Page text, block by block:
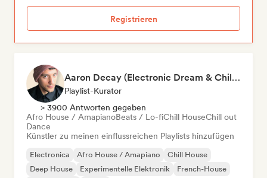
Registrieren
Aaron Decay (Electronic Dream & Chill Electronic Dream playlists)
Playlist-Kurator
> 3900 Antworten gegeben
Afro House / AmapianoBeats / Lo-fiChill HouseChill out
Dance
Künstler zu meinen einflussreichen Playlists hinzufügen
Electronica Afro House / Amapiano
Chill House
Deep House
Experimentelle Elektronik
French-House